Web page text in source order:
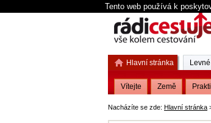
Tento web používá k
Nacházíte se zde: Hlavní stránka
Hlavní stránka
Vítejte Země